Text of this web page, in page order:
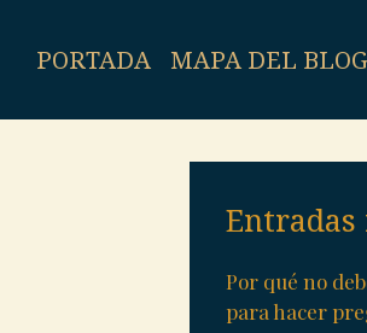
PORTADA MAPA DEL BLOG
Entradas
Por qué no
para hacer